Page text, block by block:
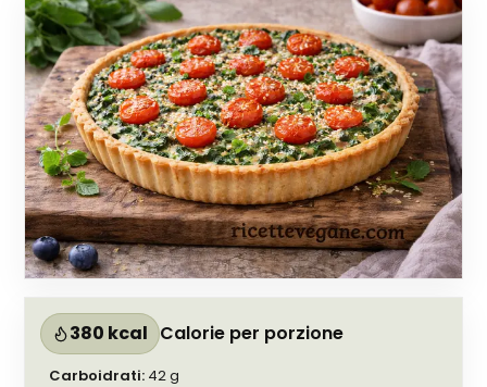
380 kcal Calorie per porzione
Carboidrati: 42g